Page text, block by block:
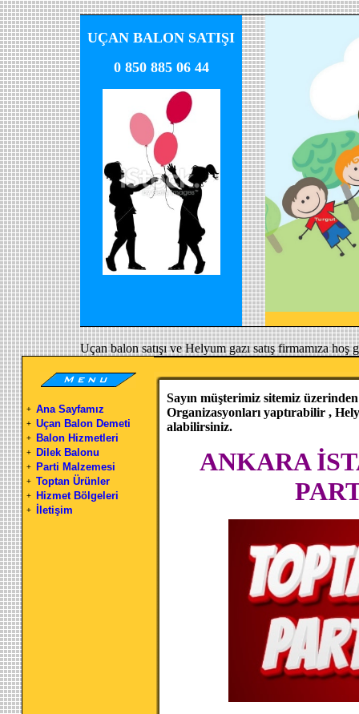
UÇAN BALON SATIŞI
0 850 885 06 44
Uçan balon satışı ve Helyum gazı satış firmamıza
+ Ana Sayfamız
+ Uçan Balon Demeti
+ Balon Hizmetleri
+ Dilek Balonu
+ Parti Malzemesi
+ Toptan Ürünler
+ Hizmet Bölgeleri
+ İletişim
Sayın müşterimiz sitemiz
Organizasyonları yaptırabilir ,
alabilirsiniz.
ANKARA